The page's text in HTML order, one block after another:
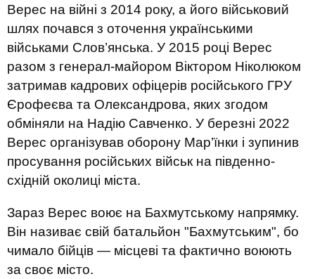
Верес на війні з 2014 року, а його військовий
шлях почався з оточення українськими
військами Слов’янська. У 2015 році Верес
разом з генерал-майором Віктором Ніколюком
затримав кадрових офіцерів російського ГРУ
Єрофеєва та Олександрова, яких згодом
обміняли на Надію Савченко. У березні 2022
Верес організував оборону Мар’їнки і зупинив
просування російських військ на південно-
східній околиці міста.
Зараз Верес воює на Бахмутському напрямку.
Він називає свій батальйон "Бахмутським", бо
чимало бійців — місцеві та фактично воюють
за своє місто.